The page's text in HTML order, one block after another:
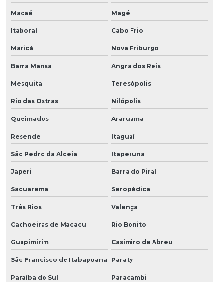
Macaé Magé
Itaboraí Cabo Frio
Maricá Nova Friburgo
Barra Mansa Angra dos Reis
Mesquita Teresópolis
Rio das Ostras Nilópolis
Queimados Araruama
Resende Itaguaí
São Pedro da Aldeia Itaperuna
Japeri Barra do Piraí
Saquarema Seropédica
Três Rios Valença
Cachoeiras de Macacu Rio Bonito
Guapimirim Casimiro de Abreu
São Francisco de Itabapoana Paraty
Paraíba do Sul Paracambi